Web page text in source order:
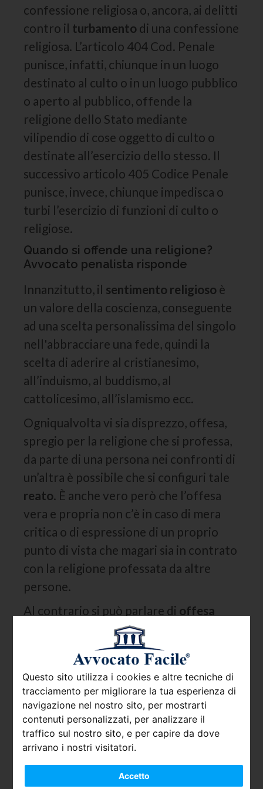
Questo sito utilizza i cookies e altre tecniche di
tracciamento per migliorare la tua esperienza di
navigazione nel nostro sito, per mostrarti
contenuti personalizzati, per analizzare il
traffico sul nostro sito, e per capire da dove
arrivano i nostri visitatori.
Accetto
confessione religiosa o, ancora, ai delitti
contro il turbamento di una confessione
religiosa. L’articolo 404 Cod. Penale
punisce, infatti, chiunque in un luogo
destinato al culto o in un luogo pubblico
o aperto al pubblico, offende la
religione dello Stato mediante
vilipendio di cose oggetto di culto o
destinate all’esercizio dello stesso. Il
successivo articolo 405 Codice Penale
punisce, invece, chiunque impedisca o
turbi l’esercizio di funzioni di culto o
religiose.
Quando si offende una religione?
Avvocato penalista risponde
Innanzitutto, il sentimento religioso è
un valore della coscienza, conseguente
ad una scelta personalissima del singolo
nell'abbracciare una fede, quindi la
scelta di aderire al cristianesimo,
all’induismo, al buddismo, al
cattolicesimo, all’islamismo ecc.
Ogniqualvolta vi sia disprezzo, offesa,
spregio per la religione che si professa,
da parte di una persona nei confronti di
un’altra è possibile che si configuri tale
reato. È anche vero però che l’offesa
vera e propria non c’è in caso di mera
critica o di espressione di un proprio
punto di vista che magari sia in contrato
con la religione professata da altre
persone.
Al contrario si può parlare di offesa
quando ci sono dichiarazioni aspre e
violente rivolte in maniera non
equivoca verso una persona al fine di
screditare la sua confessione religiosa
agli occhi di tutti.
Sono quindi necessarie frasi violente ma
anche la consapevolezza di chi le
pronuncia di voler istigare ed offendere
i destinatari, deve esserci quindi il